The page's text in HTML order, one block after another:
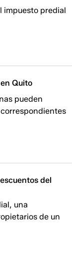
impuesto predial
Quito
pueden
del
una
de un